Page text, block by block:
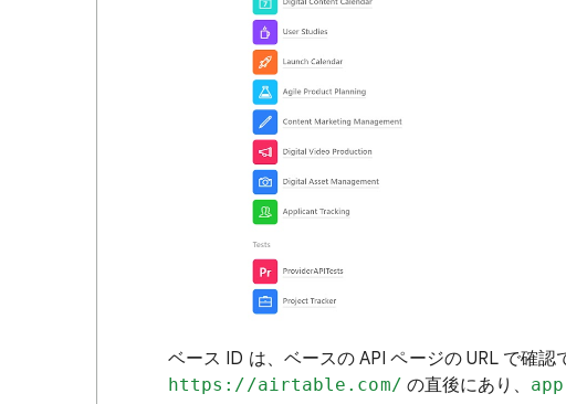
ベース ID は、ベースの API ページの URL で確
https://airtable.com/ の直後にあり、 app